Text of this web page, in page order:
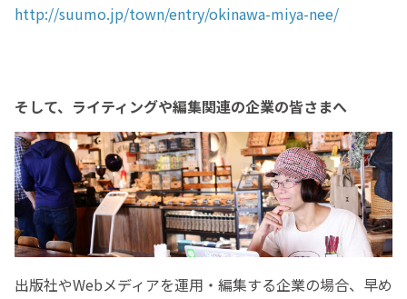
http://suumo.jp/town/entry/okinawa-miya-nee/
そして、ライティングや編集関連の企業の皆さまへ
出版社やWebメディアを運用・編集する企業の場合、早め